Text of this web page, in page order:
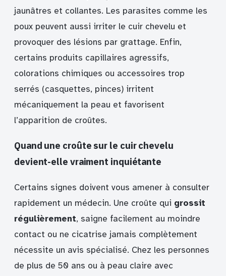
jaunâtres et collantes. Les parasites comme les
poux peuvent aussi irriter le cuir chevelu et
provoquer des lésions par grattage. Enfin,
certains produits capillaires agressifs,
colorations chimiques ou accessoires trop
serrés (casquettes, pinces) irritent
mécaniquement la peau et favorisent
l’apparition de croûtes.
Quand une croûte sur le cuir chevelu
devient-elle vraiment inquiétante
Certains signes doivent vous amener à consulter
rapidement un médecin. Une croûte qui grossit
régulièrement, saigne facilement au moindre
contact ou ne cicatrise jamais complètement
nécessite un avis spécialisé. Chez les personnes
de plus de 50 ans ou à peau claire avec